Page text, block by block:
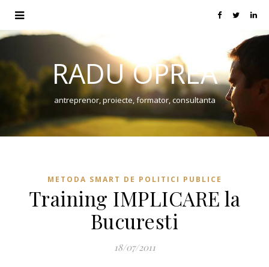
RADU OPREA
antreprenor, proiecte, formator, consultanta
METODA SMART DE POLITICI PUBLICE
Training IMPLICARE la
Bucuresti
18/07/2011